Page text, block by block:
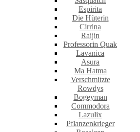
Espirita
Die Hüterin
Cirrina
Raijin
Professorin Quak
Lavanica
Asura
Ma Hatma
Verschmitzte
Rowdys
Bogeyman
Commodora
Lazulix
Pflanzenkrieger